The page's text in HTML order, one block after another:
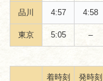
品川 4:57 4:58
東京 5:05 –
着時刻 発時刻